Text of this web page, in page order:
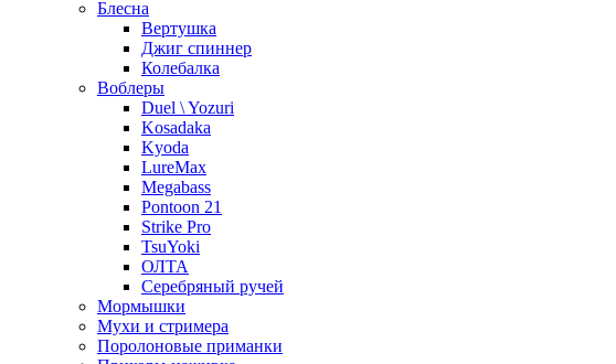
Блесна
Вертушка
Джиг спиннер
Колебалка
Воблеры
Duel \ Yozuri
Kosadaka
Kyoda
LureMax
Megabass
Pontoon 21
Strike Pro
TsuYoki
ОЛТА
Серебряный ручей
Мормышки
Мухи и стримера
Поролоновые приманки